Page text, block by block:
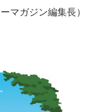
マガジン編集長）